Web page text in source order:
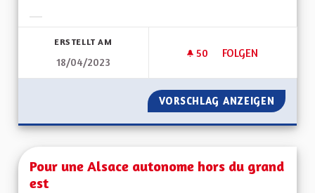
ERSTELLT AM
18/04/2023
50 50 FOLLOWER
FOLGEN
DEVELOPPEMENT
VORSCHLAG ANZEIGEN
Pour une Alsace autonome hors du grand
est